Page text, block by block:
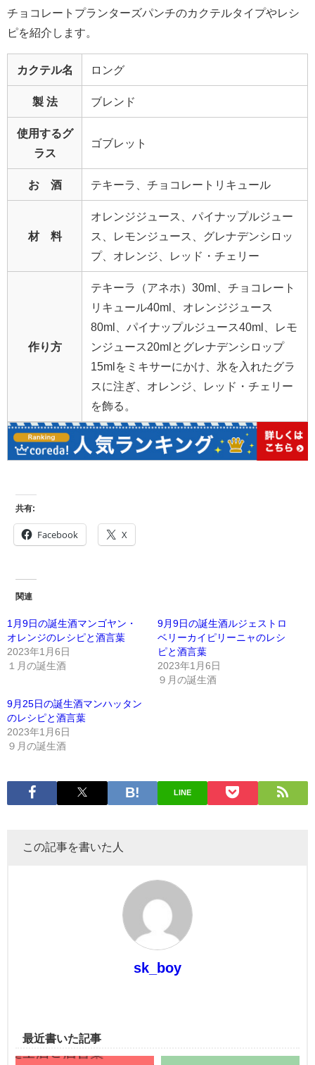
チョコレートプランターズパンチのカクテルタイプやレシ
ピを紹介します。
カクテル名 ロング
製 法 ブレンド
使用するグ
ラス
ゴブレット
お 酒 テキーラ、チョコレートリキュール
材 料
オレンジジュース、パイナップルジュー
ス、レモンジュース、グレナデンシロッ
プ、オレンジ、レッド・チェリー
作り方
テキーラ（アネホ）30ml、チョコレート
リキュール40ml、オレンジジュース
80ml、パイナップルジュース40ml、レモ
ンジュース20mlとグレナデンシロップ
15mlをミキサーにかけ、氷を入れたグラ
スに注ぎ、オレンジ、レッド・チェリー
を飾る。
共有:
Facebook X
関連
1月9日の誕生酒マンゴヤン・
オレンジのレシピと酒言葉
2023年1月6日
１月の誕生酒
9月9日の誕生酒ルジェストロ
ベリーカイピリーニャのレシ
ピと酒言葉
2023年1月6日
９月の誕生酒
9月25日の誕生酒マンハッタン
のレシピと酒言葉
2023年1月6日
９月の誕生酒
LINE
この記事を書いた人
sk_boy
最近書いた記事